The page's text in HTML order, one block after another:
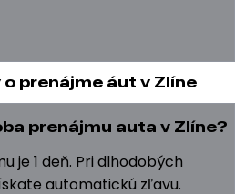
prenájme áut v Zlíne
prenájmu auta v Zlíne?
je 1 deň. Pri dlhodobých
automatickú zľavu.